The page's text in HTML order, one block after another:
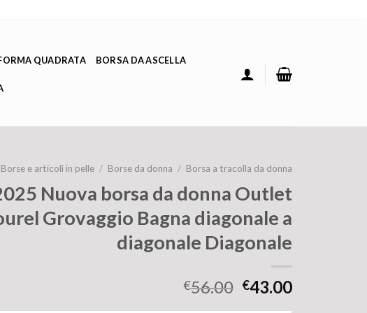
QUADRATA BORSA DA ASCELLA
Borse e articoli in pelle / Borse da donna / Borsa a tracolla da donna
Nuova borsa da donna Outlet
Grovaggio Bagna diagonale a
diagonale Diagonale
€56.00 €43.00